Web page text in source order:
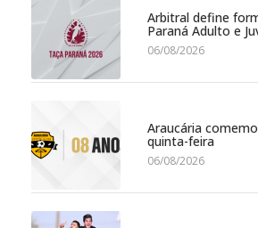
Arbitral define
Paraná Adulto e
06/08/2026
Araucária
quinta-feira
06/08/2026